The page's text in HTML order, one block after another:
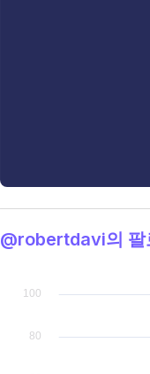
@robertdavi의 팔